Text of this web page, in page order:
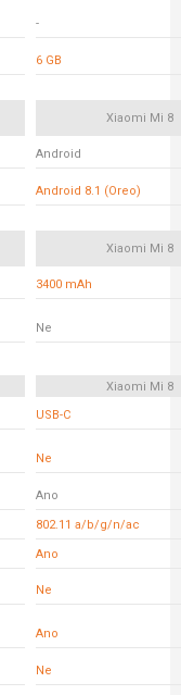
-
6 GB
Xiaomi Mi 8
Android
Android 8.1 (Oreo)
Xiaomi Mi 8
3400 mAh
Ne
Xiaomi Mi 8
USB-C
Ne
Ano
802.11 a/b/g/n/ac
Ano
Ne
Ano
Ne